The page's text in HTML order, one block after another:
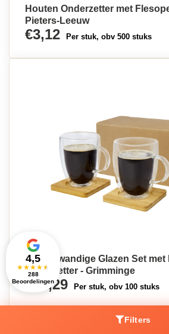
Houten Onderzetter met
Pieters-Leeuw
€3,12 Per stuk, obv 500 stuks
Dubbelwandige Glazen Set met
Onderzetter - Grimminge
€17,29 Per stuk, obv 100 stuks
Filters
4,5
★★★★★
288
Beoordelingen